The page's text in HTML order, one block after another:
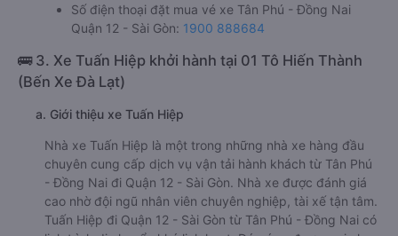
Số điện thoại đặt mua vé xe Tân Phú - Đồng Nai
Quận 12 - Sài Gòn: 1900 888684
🚌 3. Xe Tuấn Hiệp khởi hành tại 01 Tô Hiến Thành
(Bến Xe Đà Lạt)
a. Giới thiệu xe Tuấn Hiệp
Nhà xe Tuấn Hiệp là một trong những nhà xe hàng đầu
chuyên cung cấp dịch vụ vận tải hành khách từ Tân Phú
- Đồng Nai đi Quận 12 - Sài Gòn. Nhà xe được đánh giá
cao nhờ đội ngũ nhân viên chuyên nghiệp, tài xế tận tâm.
Tuấn Hiệp đi Quận 12 - Sài Gòn từ Tân Phú - Đồng Nai có